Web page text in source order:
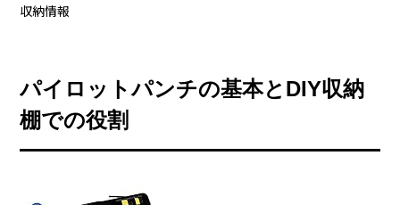
収納情報
パイロットパンチの基本とDIY収納
棚での役割